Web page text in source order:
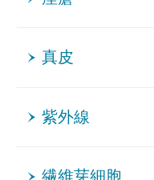
真皮
紫外線
繊維芽細胞